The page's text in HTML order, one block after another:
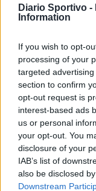
Diario Sportivo -
Information
If you wish to opt-
processing of your
targeted
section to confirm
opt-out request is
interest-based ads
us or personal
your opt-out. You
disclosure of your
IAB’s list of
also be disclosed
Downstream